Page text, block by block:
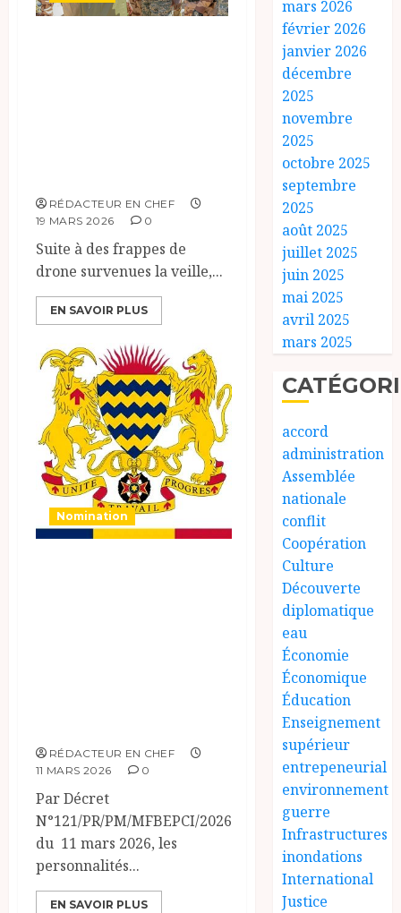
RÉDACTEUR EN CHEF
19 MARS 2026
0
Suite à des frappes de
drone survenues la veille,...
EN SAVOIR PLUS
Nomination
RÉDACTEUR EN CHEF
11 MARS 2026
0
Par Décret
N°121/PR/PM/MFBEPCI/2026
du 11 mars 2026, les
personnalités...
EN SAVOIR PLUS
mars 2026
février 2026
janvier 2026
décembre
2025
novembre
2025
octobre 2025
septembre
2025
août 2025
juillet 2025
juin 2025
mai 2025
avril 2025
mars 2025
accord
administration
Assemblée
nationale
conflit
Coopération
Culture
Découverte
diplomatique
eau
Économie
Économique
Éducation
Enseignement
supérieur
entrepeneurial
environnement
guerre
Infrastructures
inondations
International
Justice